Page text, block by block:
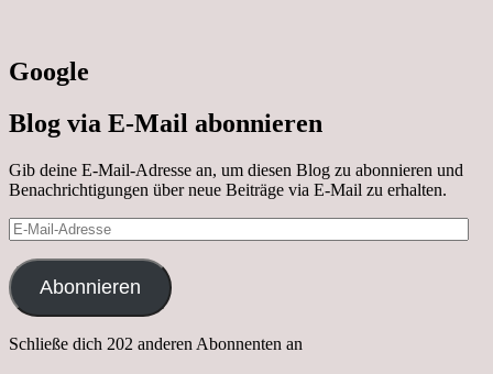
Google
Blog via E-Mail abonnieren
Gib deine E-Mail-Adresse an, um diesen Blog zu abonnieren und
Benachrichtigungen über neue Beiträge via E-Mail zu erhalten.
E-
Mail-
Adresse
Abonnieren
Schließe dich 202 anderen Abonnenten an